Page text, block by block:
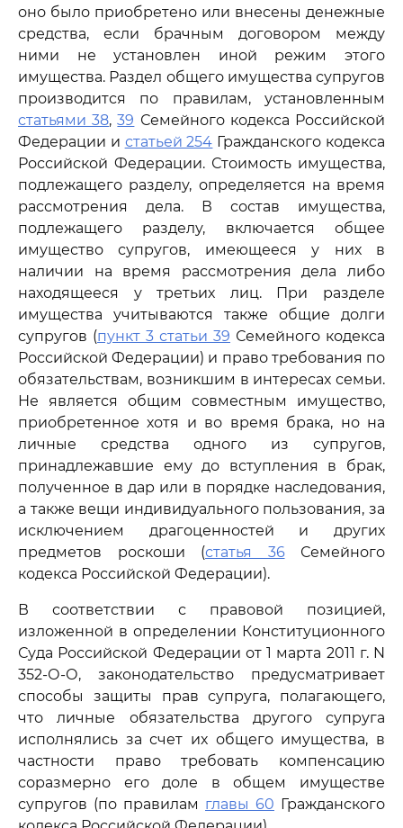
оно было приобретено или внесены денежные
средства, если брачным договором между
ними не установлен иной режим этого
имущества. Раздел общего имущества супругов
производится по правилам, установленным
статьями 38,39 Семейного кодекса Российской
Федерации и статьей 254 Гражданского кодекса
Российской Федерации. Стоимость имущества,
подлежащего разделу, определяется на время
рассмотрения дела. В состав имущества,
подлежащего разделу, включается общее
имущество супругов, имеющееся у них в
наличии на время рассмотрения дела либо
находящееся у третьих лиц. При разделе
имущества учитываются также общие долги
супругов (пункт 3 статьи 39 Семейного кодекса
Российской Федерации) и право требования по
обязательствам, возникшим в интересах семьи.
Не является общим совместным имущество,
приобретенное хотя и во время брака, но на
личные средства одного из супругов,
принадлежавшие ему до вступления в брак,
полученное в дар или в порядке наследования,
а также вещи индивидуального пользования, за
исключением драгоценностей и других
предметов роскоши (статья 36Семейного
кодекса Российской Федерации).
В соответствии с правовой позицией,
изложенной в определении Конституционного
Суда Российской Федерации от 1 марта 2011 г. N
352-О-О, законодательство предусматривает
способы защиты прав супруга, полагающего,
что личные обязательства другого супруга
исполнялись за счет их общего имущества, в
частности право требовать компенсацию
соразмерно его доле в общем имуществе
супругов (по правилам главы 60 Гражданского